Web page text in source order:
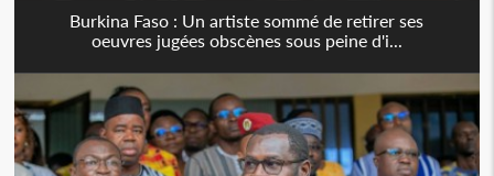
Burkina Faso : Un artiste sommé de retirer ses
oeuvres jugées obscènes sous peine d'i...